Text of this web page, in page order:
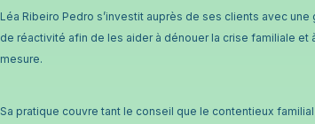
Léa Ribeiro Pedro s’investit auprès de ses clients avec une
de réactivité afin de les aider à dénouer la crise familiale et
mesure.
Sa pratique couvre tant le conseil que le contentieux